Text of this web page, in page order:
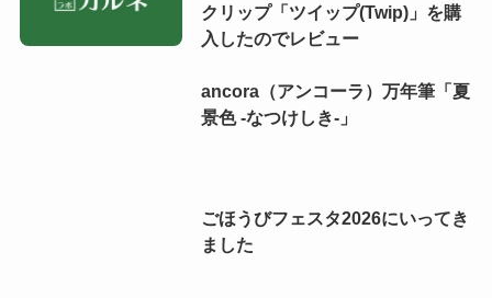
クリップ「ツイップ(Twip)」を購
入したのでレビュー
ancora（アンコーラ）万年筆「夏
景色 -なつけしき-」
ごほうびフェスタ2026にいってき
ました